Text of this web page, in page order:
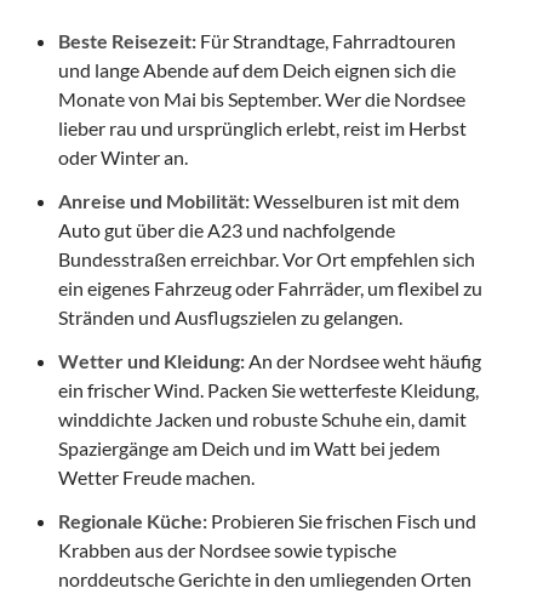
Beste Reisezeit: Für Strandtage, Fahrradtouren
und lange Abende auf dem Deich eignen sich die
Monate von Mai bis September. Wer die Nordsee
lieber rau und ursprünglich erlebt, reist im Herbst
oder Winter an.
Anreise und Mobilität:Wesselburen ist mit dem
Auto gut über die A23 und nachfolgende
Bundesstraßen erreichbar. Vor Ort empfehlen sich
ein eigenes Fahrzeug oder Fahrräder, um flexibel zu
Stränden und Ausflugszielen zu gelangen.
Wetter und Kleidung:An der Nordsee weht häufig
ein frischer Wind. Packen Sie wetterfeste Kleidung,
winddichte Jacken und robuste Schuhe ein, damit
Spaziergänge am Deich und im Watt bei jedem
Wetter Freude machen.
Regionale Küche: Probieren Sie frischen Fisch und
Krabben aus der Nordsee sowie typische
norddeutsche Gerichte in den umliegenden Orten